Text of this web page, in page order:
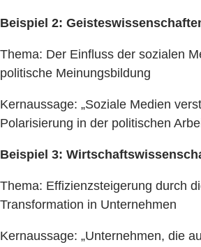
Beispiel 2:
Thema: Der Einfluss der sozialen
politische Meinungsbildung
Kernaussage: „Soziale Medien
Polarisierung in der politischen
Beispiel 3:
Thema: Effizienzsteigerung durch
Transformation in Unternehmen
Kernaussage: „Unternehmen, die